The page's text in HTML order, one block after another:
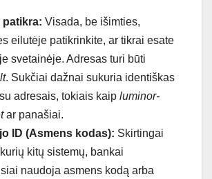
patikra: Visada, be išimties,
eilutėje patikrinkite, ar tikrai esate
svetainėje. Adresas turi būti
. Sukčiai dažnai sukuria identiškas
adresais, tokiais kaip luminor-
ar panašiai.
ID (Asmens kodas): Skirtingai
kitų sistemų, bankai
naudoja asmens kodą arba